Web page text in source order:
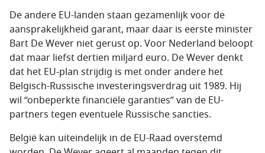
De andere EU-landen staan gezamenlijk voor de
aansprakelijkheid garant, maar daar is eerste minister
Bart De Wever niet gerust op. Voor Nederland beloopt
dat maar liefst dertien miljard euro. De Wever denkt
dat het EU-plan strijdig is met onder andere het
Belgisch-Russische investeringsverdrag uit 1989. Hij
wil “onbeperkte financiële garanties” van de EU-
partners tegen eventuele Russische sancties.
België kan uiteindelijk in de EU-Raad overstemd